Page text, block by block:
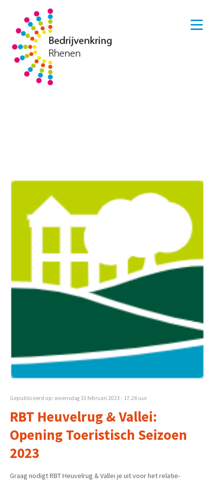
Gepubliceerd op: woensdag 15 februari 2023 - 17.26 uur
RBT Heuvelrug & Vallei:
Opening Toeristisch Seizoen
2023
Graag nodigt RBT Heuvelrug & Vallei je uit voor het relatie-